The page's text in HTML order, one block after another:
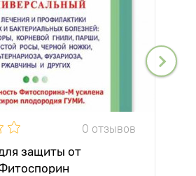
0 отзывов
защиты от